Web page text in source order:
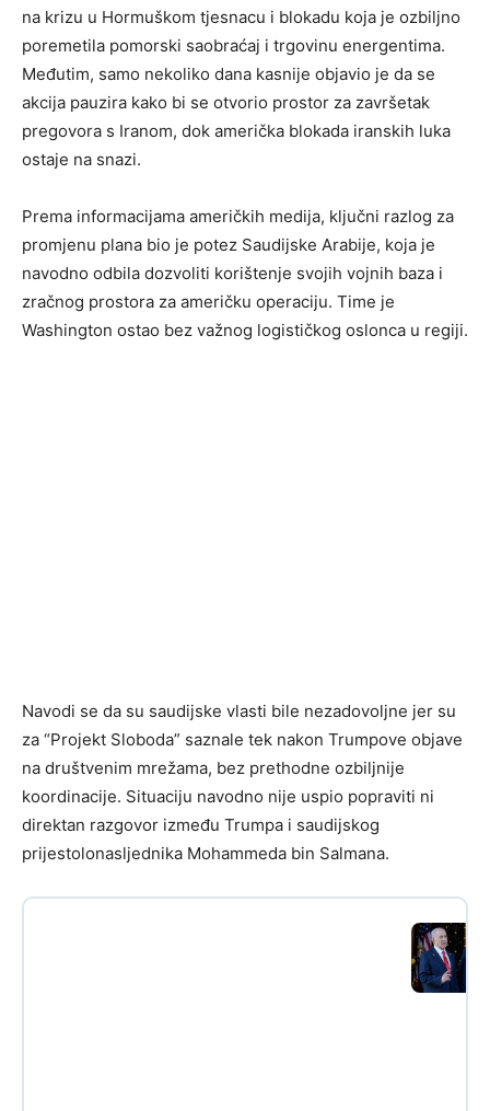
na krizu u Hormuškom tjesnacu i blokadu koja je ozbiljno
poremetila pomorski saobraćaj i trgovinu energentima.
Međutim, samo nekoliko dana kasnije objavio je da se
akcija pauzira kako bi se otvorio prostor za završetak
pregovora s Iranom, dok američka blokada iranskih luka
ostaje na snazi.
Prema informacijama američkih medija, ključni razlog za
promjenu plana bio je potez Saudijske Arabije, koja je
navodno odbila dozvoliti korištenje svojih vojnih baza i
zračnog prostora za američku operaciju. Time je
Washington ostao bez važnog logističkog oslonca u regiji.
Navodi se da su saudijske vlasti bile nezadovoljne jer su
za “Projekt Sloboda” saznale tek nakon Trumpove objave
na društvenim mrežama, bez prethodne ozbiljnije
koordinacije. Situaciju navodno nije uspio popraviti ni
direktan razgovor između Trumpa i saudijskog
prijestolonasljednika Mohammeda bin Salmana.